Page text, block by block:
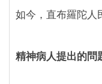
如今，直布羅陀人
精神病人提出的問